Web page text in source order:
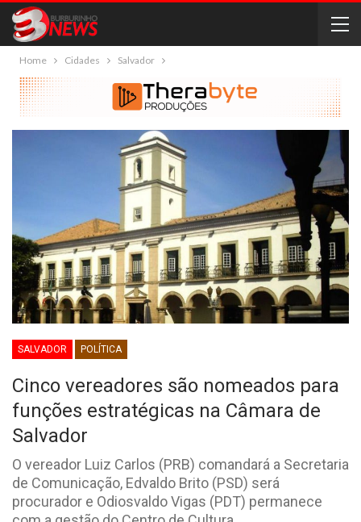
Home Cidades Salvador
SALVADOR POLÍTICA
Cinco vereadores são nomeados para
funções estratégicas na Câmara de
Salvador
O vereador Luiz Carlos (PRB) comandará a Secretaria
de Comunicação, Edvaldo Brito (PSD) será
procurador e Odiosvaldo Vigas (PDT) permanece